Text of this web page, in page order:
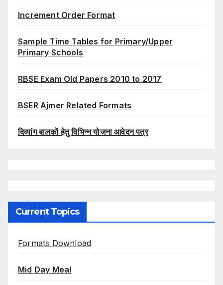
Increment Order Format
Sample Time Tables for Primary/Upper
Primary Schools
RBSE Exam Old Papers 2010 to 2017
BSER Ajmer Related Formats
दिव्यांग बालकों हेतु विभिन्न योजना आवेदन पत्र
Current Topics
Formats Download
Mid Day Meal